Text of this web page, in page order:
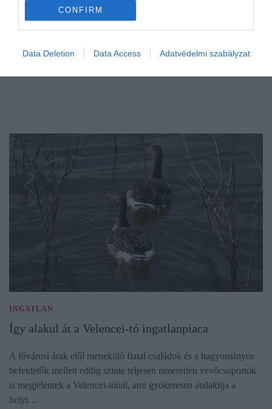
CONFIRM
Data Deletion Data Access Adatvédelmi szabályzat
INGATLAN
Így alakul át a Velencei-tó ingatlanpiaca
A fővárosi árak elől menekülő fiatal családok és a hagyományos
befektetők mellett eddig szinte teljesen ismeretlen vevőcsoportok
is megjelentek a Velencei-tónál, ami gyökeresen átalakítja a
helyi…